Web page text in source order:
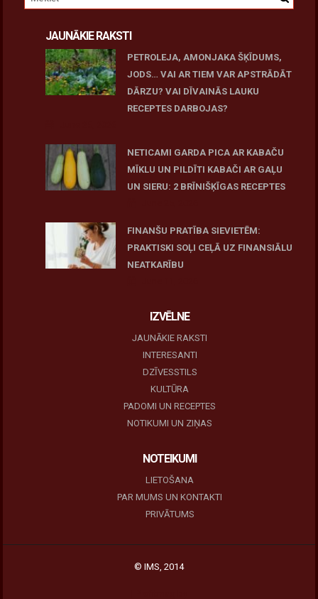
JAUNĀKIE RAKSTI
PETROLEJA, AMONJAKA ŠĶĪDUMS,
JODS… VAI AR TIEM VAR APSTRĀDĀT
DĀRZU? VAI DĪVAINĀS LAUKU
RECEPTES DARBOJAS?
NETICAMI GARDA PICA AR KABAČU
MĪKLU UN PILDĪTI KABAČI AR GAĻU
UN SIERU: 2 BRĪNIŠĶĪGAS RECEPTES
FINANŠU PRATĪBA SIEVIETĒM:
PRAKTISKI SOĻI CEĻĀ UZ FINANSIĀLU
NEATKARĪBU
IZVĒLNE
JAUNĀKIE RAKSTI
INTERESANTI
DZĪVESSTILS
KULTŪRA
PADOMI UN RECEPTES
NOTIKUMI UN ZIŅAS
NOTEIKUMI
LIETOŠANA
PAR MUMS UN KONTAKTI
PRIVĀTUMS
© IMS, 2014